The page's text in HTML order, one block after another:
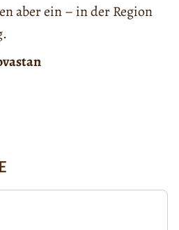
aber ein – in der Region